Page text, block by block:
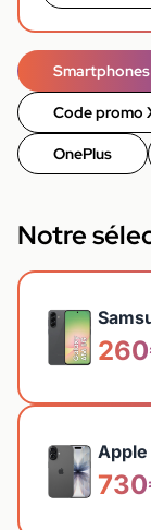
Smartphones
Code promo
OnePlus
Notre
Apple